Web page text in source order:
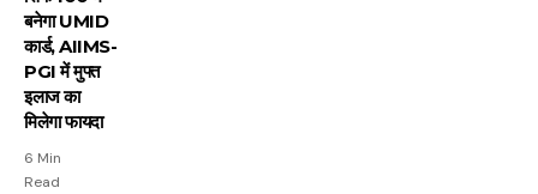
बनेगा UMID
कार्ड, AIIMS-
PGI में मुफ्त
इलाज का
मिलेगा फायदा
6 Min
Read